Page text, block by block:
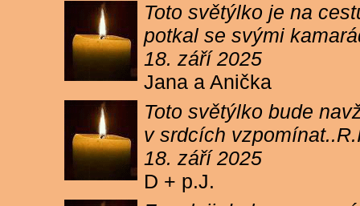
Toto světýlko je na
potkal se svými
18. září 2025
Jana a Anička
Toto světýlko bude
v srdcích
18. září 2025
D + p.J.